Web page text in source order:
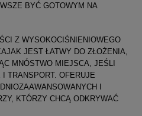
BYĆ GOTOWYM NA
Z WYSOKOCIŚNIENIOWEGO
JEST ŁATWY DO ZŁOŻENIA,
MNÓSTWO MIEJSCA, JEŚLI
TRANSPORT. OFERUJE
I
KTÓRZY CHCĄ ODKRYWAĆ